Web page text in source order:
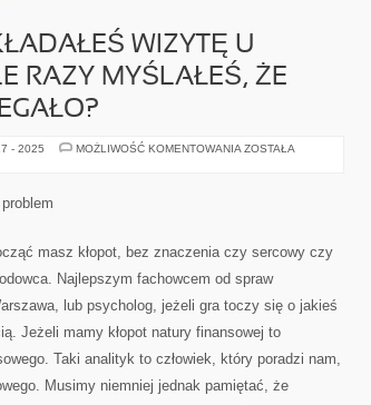
WIZYTĘ U
RAZY MYŚLAŁEŚ, ŻE
- 2025 MOŻLIWOŚĆ KOMENTOWANIA JAK
RAZY
ŻE
BĘDZIE
ZOSTAŁA
masz kłopot, bez znaczenia czy sercowy czy
Najlepszym fachowcem od spraw
lub psycholog, jeżeli gra toczy się o jakieś
Jeżeli mamy kłopot natury finansowej to
Taki analityk to człowiek, który poradzi nam,
Musimy niemniej jednak pamiętać, że